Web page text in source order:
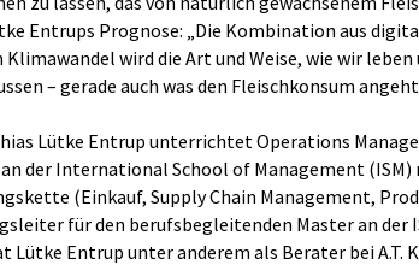
Entrups Prognose: „Die Kombination aus
wird die Art und Weise, wie wir leben
– gerade auch was den Fleischkonsum
Lütke Entrup unterrichtet Operations
der International School of Management (ISM)
(Einkauf, Supply Chain Management,
für den berufsbegleitenden Master an der
Lütke Entrup unter anderem als Berater bei A.T.